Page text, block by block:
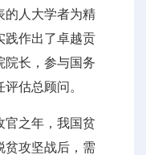
的人大学者为精
践作出了卓越贡
院长，参与国务
估总顾问。
官之年，我国贫
贫攻坚战后，需